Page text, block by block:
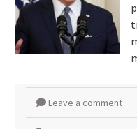
Leave a comment